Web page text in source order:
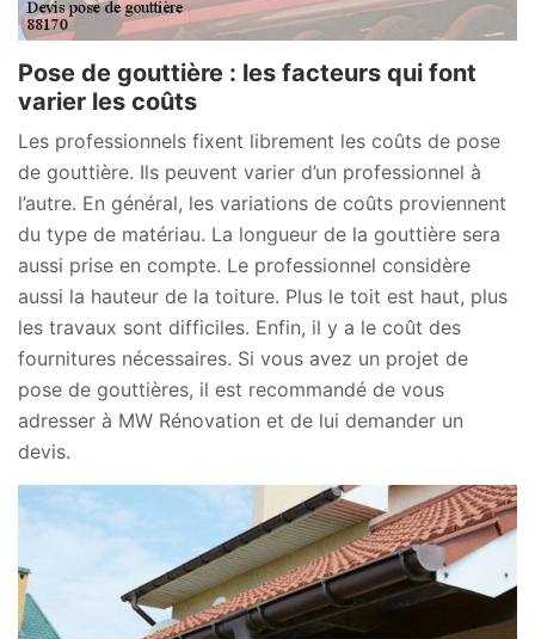
Pose de gouttière : les facteurs qui font
varier les coûts
Les professionnels fixent librement les coûts de pose
de gouttière. Ils peuvent varier d’un professionnel à
l’autre. En général, les variations de coûts proviennent
du type de matériau. La longueur de la gouttière sera
aussi prise en compte. Le professionnel considère
aussi la hauteur de la toiture. Plus le toit est haut, plus
les travaux sont difficiles. Enfin, il y a le coût des
fournitures nécessaires. Si vous avez un projet de
pose de gouttières, il est recommandé de vous
adresser à MW Rénovation et de lui demander un
devis.